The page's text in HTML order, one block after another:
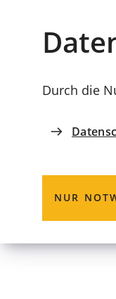
Durch die
NUR
Coburg
PODCAST